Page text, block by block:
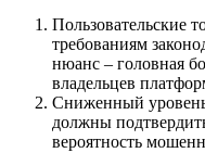
Пользовательские
требованиям
нюанс – головная
владельцев
Сниженный
должны
вероятность